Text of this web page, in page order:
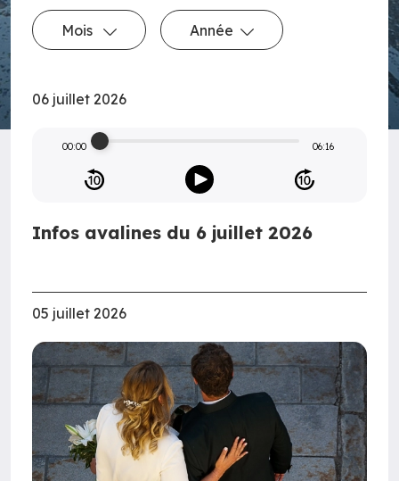
Mois Année
06 juillet 2026
00:00 06:16
Infos avalines du 6 juillet 2026
05 juillet 2026